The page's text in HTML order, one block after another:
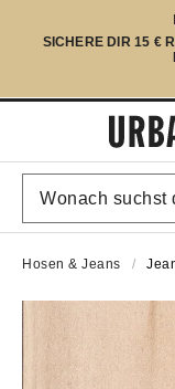
SICHERE DIR 15 €
Hosen & Jeans